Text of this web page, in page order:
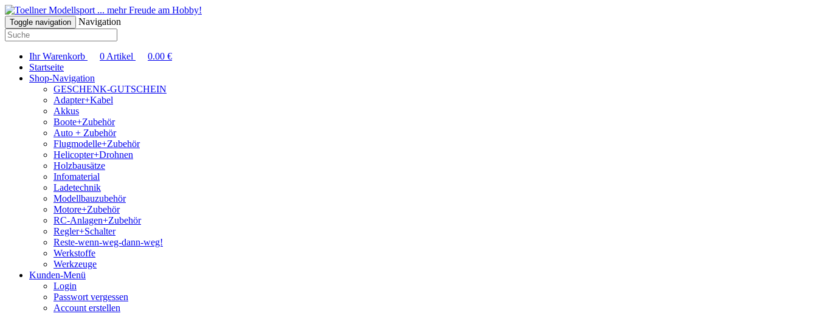
... mehr Freude am Hobby!
Toggle navigation Navigation
Ihr Warenkorb 0 Artikel 0.00 €
Startseite
Shop-Navigation
GESCHENK-GUTSCHEIN
Adapter+Kabel
Akkus
Boote+Zubehör
Auto + Zubehör
Flugmodelle+Zubehör
Helicopter+Drohnen
Holzbausätze
Infomaterial
Ladetechnik
Modellbauzubehör
Motore+Zubehör
RC-Anlagen+Zubehör
Regler+Schalter
Reste-wenn-weg-dann-weg!
Werkstoffe
Werkzeuge
Kunden-Menü
Login
Passwort vergessen
Account erstellen